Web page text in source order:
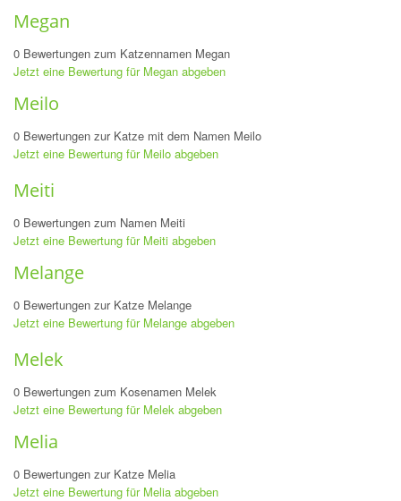
Megan
0 Bewertungen zum Katzennamen Megan
Jetzt eine Bewertung für Megan abgeben
Meilo
0 Bewertungen zur Katze mit dem Namen Meilo
Jetzt eine Bewertung für Meilo abgeben
Meiti
0 Bewertungen zum Namen Meiti
Jetzt eine Bewertung für Meiti abgeben
Melange
0 Bewertungen zur Katze Melange
Jetzt eine Bewertung für Melange abgeben
Melek
0 Bewertungen zum Kosenamen Melek
Jetzt eine Bewertung für Melek abgeben
Melia
0 Bewertungen zur Katze Melia
Jetzt eine Bewertung für Melia abgeben